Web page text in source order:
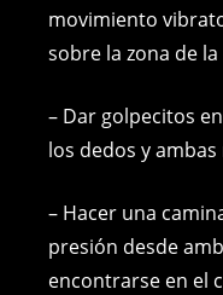
movimiento
sobre la zona de
– Dar golpecitos
los dedos y
– Hacer una
presión desde
encontrarse en el